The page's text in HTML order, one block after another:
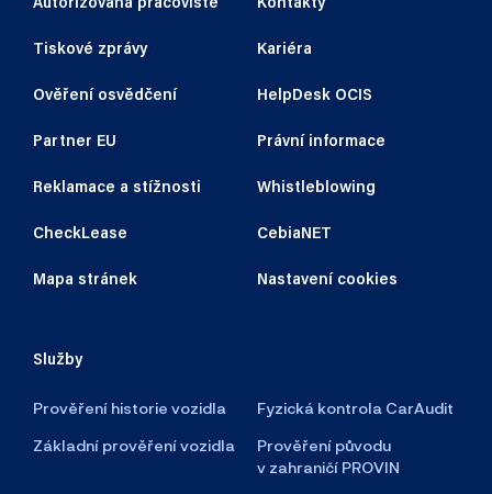
Tiskové zprávy Kariéra
Ověření osvědčení HelpDesk OCIS
Partner EU Právní informace
Reklamace a stížnosti Whistleblowing
CheckLease CebiaNET
Mapa stránek Nastavení cookies
Služby
Prověření historie vozidla
Fyzická kontrola CarAudit
Základní prověření vozidla
Prověření původu
v zahraničí PROVIN